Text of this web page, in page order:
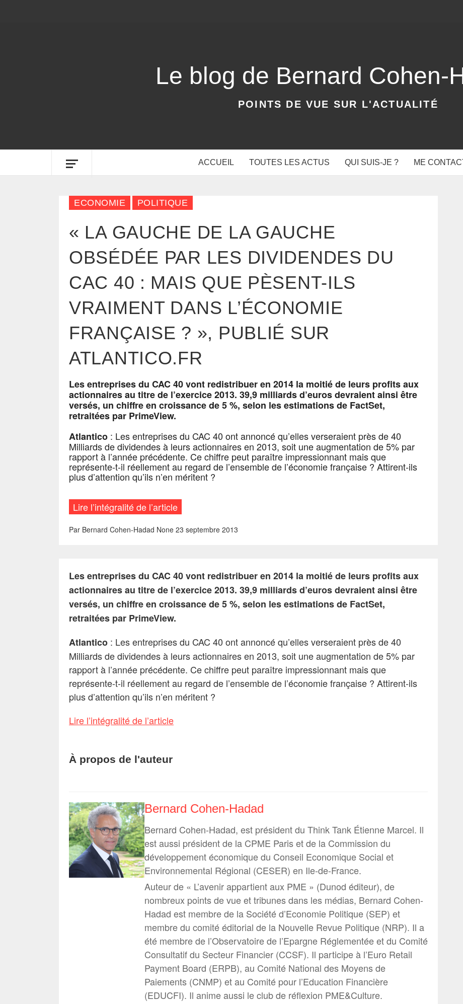
Le blog de Bernard Cohen-
POINTS DE VUE SUR L'ACTUALITÉ
ACCUEIL TOUTES LES ACTUS QUI SUIS-JE ? ME
ECONOMIE POLITIQUE
« LA GAUCHE DE LA GAUCHE
OBSÉDÉE PAR LES DIVIDENDES DU
CAC 40 : MAIS QUE PÈSENT-ILS
VRAIMENT DANS L’ÉCONOMIE
FRANÇAISE ? », PUBLIÉ SUR
ATLANTICO.FR
Les entreprises du CAC 40 vont redistribuer en 2014 la moitié de leurs profits aux
actionnaires au titre de l’exercice 2013. 39,9 milliards d’euros devraient ainsi être
versés, un chiffre en croissance de 5 %, selon les estimations de FactSet,
retraitées par PrimeView.
Atlantico : Les entreprises du CAC 40 ont annoncé qu’elles verseraient près de 40
Milliards de dividendes à leurs actionnaires en 2013, soit une augmentation de 5% par
rapport à l’année précédente. Ce chiffre peut paraître impressionnant mais que
représente-t-il réellement au regard de l’ensemble de l’économie française ? Attirent-ils
plus d’attention qu’ils n’en méritent ?
Lire l’intégralité de l’article
Par Bernard Cohen-Hadad None 23 septembre 2013
Les entreprises du CAC 40 vont redistribuer en 2014 la moitié de leurs profits aux
actionnaires au titre de l’exercice 2013. 39,9 milliards d’euros devraient ainsi être
versés, un chiffre en croissance de 5 %, selon les estimations de FactSet,
retraitées par PrimeView.
Atlantico : Les entreprises du CAC 40 ont annoncé qu’elles verseraient près de 40
Milliards de dividendes à leurs actionnaires en 2013, soit une augmentation de 5% par
rapport à l’année précédente. Ce chiffre peut paraître impressionnant mais que
représente-t-il réellement au regard de l’ensemble de l’économie française ? Attirent-ils
plus d’attention qu’ils n’en méritent ?
Lire l’intégralité de l’article
À propos de l'auteur
Bernard Cohen-Hadad
Bernard Cohen-Hadad, est président du Think Tank Étienne Marcel. Il
est aussi président de la CPME Paris et de la Commission du
développement économique du Conseil Economique Social et
Environnemental Régional (CESER) en Ile-de-France.
Auteur de « L’avenir appartient aux PME » (Dunod éditeur), de
nombreux points de vue et tribunes dans les médias, Bernard Cohen-
Hadad est membre de la Société d’Economie Politique (SEP) et
membre du comité éditorial de la Nouvelle Revue Politique (NRP). Il a
été membre de l’Observatoire de l’Epargne Réglementée et du Comité
Consultatif du Secteur Financier (CCSF). Il participe à l’Euro Retail
Payment Board (ERPB), au Comité National des Moyens de
Paiements (CNMP) et au Comité pour l’Education Financière
(EDUCFI). Il anime aussi le club de réflexion PME&Culture.